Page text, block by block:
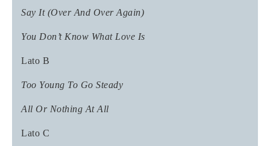
Say It (Over And Over Again)
You Don’t Know What Love Is
Lato B
Too Young To Go Steady
All Or Nothing At All
Lato C